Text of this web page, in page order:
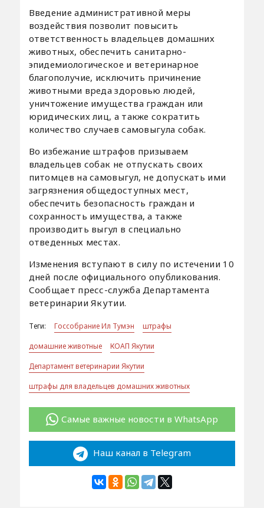
Введение административной меры
воздействия позволит повысить
ответственность владельцев домашних
животных, обеспечить санитарно-
эпидемиологическое и ветеринарное
благополучие, исключить причинение
животными вреда здоровью людей,
уничтожение имущества граждан или
юридических лиц, а также сократить
количество случаев самовыгула собак.
Во избежание штрафов призываем
владельцев собак не отпускать своих
питомцев на самовыгул, не допускать ими
загрязнения общедоступных мест,
обеспечить безопасность граждан и
сохранность имущества, а также
производить выгул в специально
отведенных местах.
Изменения вступают в силу по истечении 10
дней после официального опубликования.
Сообщает пресс-служба Департамента
ветеринарии Якутии.
Теги: Госсобрание Ил Тумэн
штрафы
домашние животные
КОАП Якутии
Департамент ветеринарии Якутии
штрафы для владельцев домашних животных
Самые важные новости в WhatsApp
Наш канал в Telegram